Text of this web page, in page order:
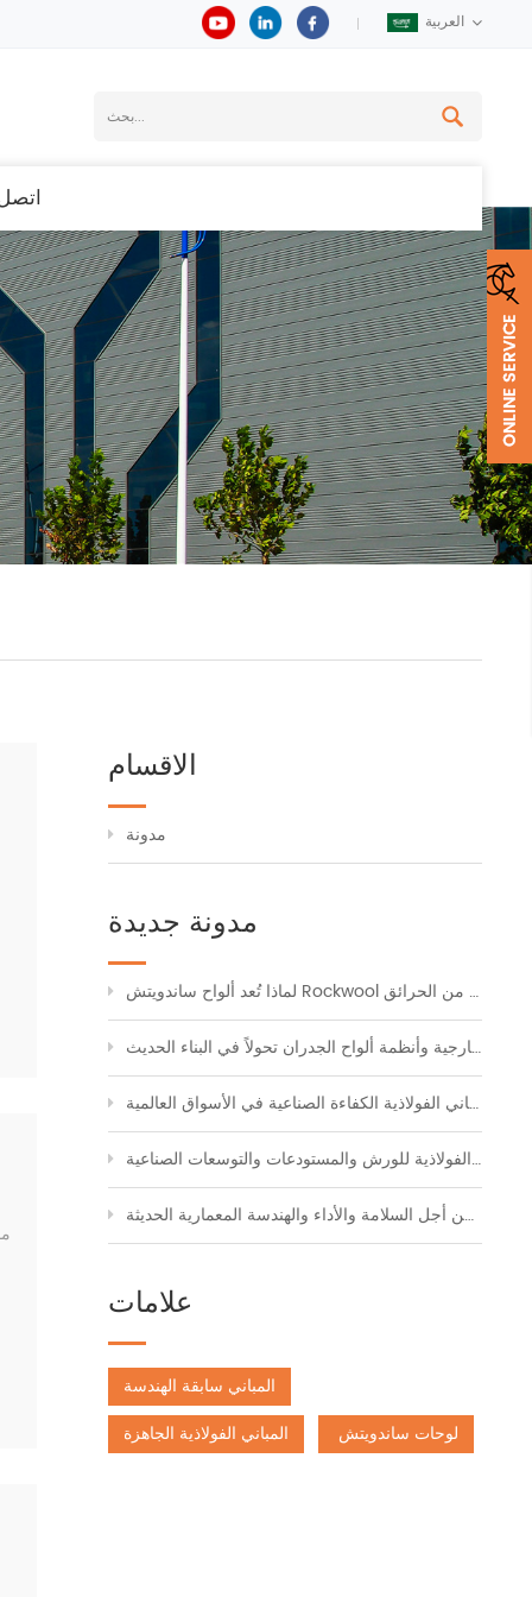
العربية
الاقسام
مدونة
مدونة جديدة
لماذا تُعد ألواح ساندويتش Rockwool الخيار الأول للتكسية الصناعية الآمنة من الحرائق
كيف تُحدث ألواح الجدران الخارجية وأنظمة ألواح الجدران تحولاً في البناء الحديث
كيف تدعم المباني الفولاذية الكفاءة الصناعية في الأسواق العالمية
اختيار الحل الأمثل للمباني الفولاذية للورش والمستودعات والتوسعات الصناعية
ألواح بناء مصممة من أجل السلامة والأداء والهندسة المعمارية الحديثة
علامات
المباني سابقة الهندسة
المباني الفولاذية الجاهزة
لوحات ساندويتش